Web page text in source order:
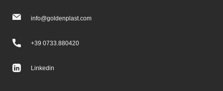
info@goldenplast.com
+39 0733.880420
Linkedin